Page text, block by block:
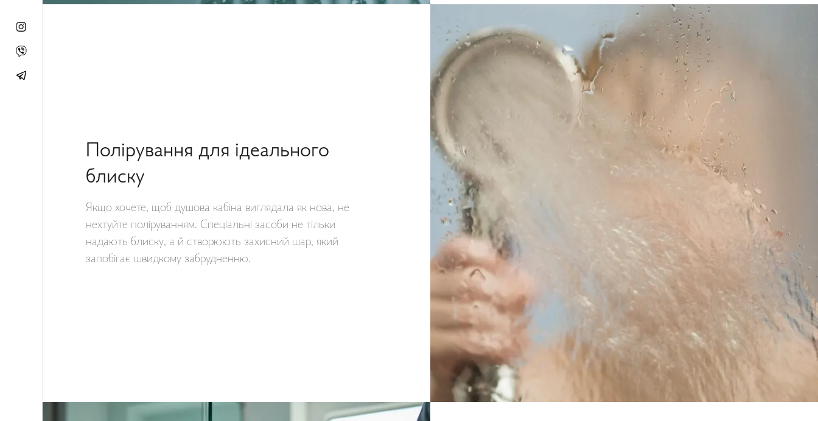
Полірування для ідеального
блиску
Якщо хочете, щоб душова кабіна виглядала як нова, не
нехтуйте поліруванням. Спеціальні засоби не тільки
надають блиску, а й створюють захисний шар, який
запобігає швидкому забрудненню.